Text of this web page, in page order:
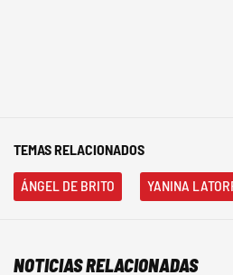
TEMAS RELACIONADOS
ÁNGEL DE BRITO YANINA
NOTICIAS RELACIONADAS